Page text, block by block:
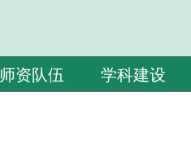
师资队伍 学科建设